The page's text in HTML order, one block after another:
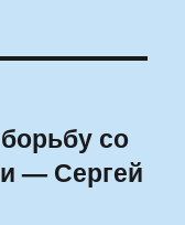
со
— Сергей